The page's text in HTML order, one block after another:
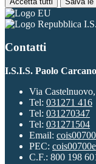
Contatti
I.S.I.S. Paolo Carcano
Via
Tel: 031271 416
Tel: 031270347
Tel: 031271504
Email:
PEC:
C.F.: 800 198